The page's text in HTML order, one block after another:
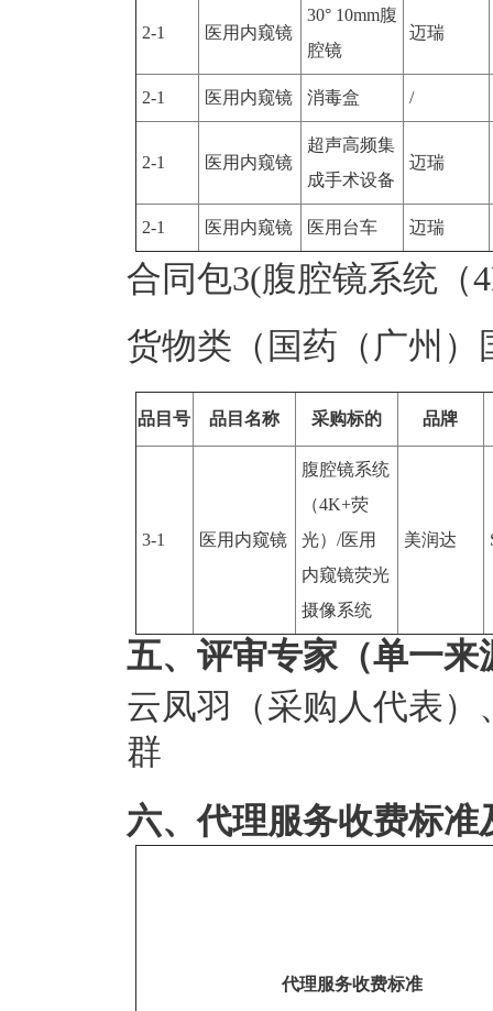
2-1 医用内窥镜
30° 10mm腹
腔镜
迈瑞
2-1 医用内窥镜 消毒盒 /
2-1 医用内窥镜
超声高频集
成手术设备
迈瑞
2-1 医用内窥镜 医用台车 迈瑞
合同包3(腹腔镜系统（
货物类（国药（广州
品目号 品目名称 采购标的 品牌
3-1 医用内窥镜
腹腔镜系统
（4K+荧
光）/医用
内窥镜荧光
摄像系统
美润达
五、评审专家（单一
云凤羽（采购人代表）
群
六、代理服务收费标准
代理服务收费标准